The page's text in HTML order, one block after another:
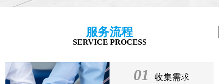
服务流程
SERVICE PROCESS
01 收集需求